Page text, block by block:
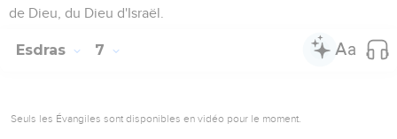
de Dieu, du Dieu d'Israël.
Esdras 7
Seuls les Évangiles sont disponibles en vidéo pour le moment.